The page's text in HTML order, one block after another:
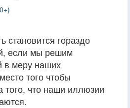
становится гораздо
если мы решим
в меру наших
того чтобы
того, что наши иллюзии